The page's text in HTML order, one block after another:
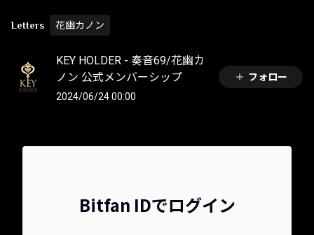
Letters 花幽カノン
KEY HOLDER - 奏音69/花幽カ
ノン 公式メンバーシップ
2024/06/24 00:00
フォロー
Bitfan IDでログイン